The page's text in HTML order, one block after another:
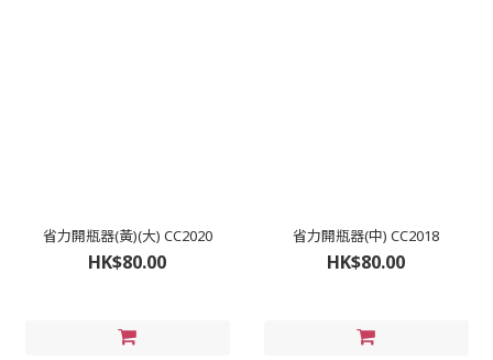
省力開瓶器(黃)(大) CC2020
HK$80.00
省力開瓶器(中) CC2018
HK$80.00